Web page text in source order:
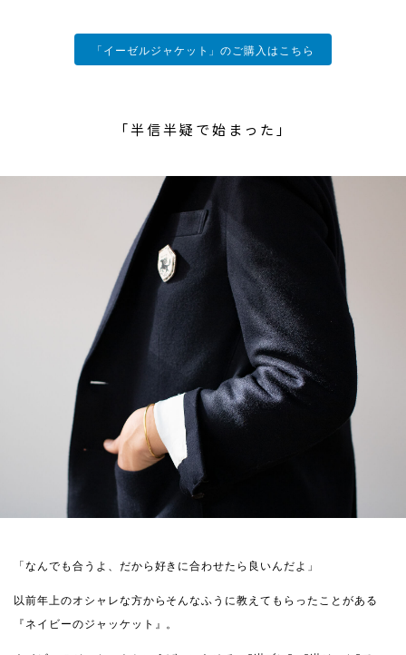
「イーゼルジャケット」のご購入はこちら
「半信半疑で始まった」
「なんでも合うよ、だから好きに合わせたら良いんだよ」
以前年上のオシャレな方からそんなふうに教えてもらったことがある
『ネイビーのジャッケット』。